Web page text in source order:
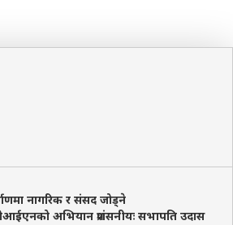
नागरिक र संसद जोड्ने
अभियान प्रशंसनीयः सभापति उदास